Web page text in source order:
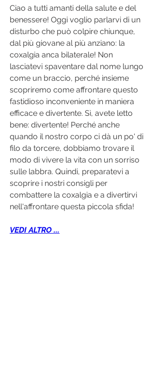
Ciao a tutti amanti della salute e del
benessere! Oggi voglio parlarvi di un
disturbo che può colpire chiunque,
dal più giovane al più anziano: la
coxalgia anca bilaterale! Non
lasciatevi spaventare dal nome lungo
come un braccio, perché insieme
scopriremo come affrontare questo
fastidioso inconveniente in maniera
efficace e divertente. Sì, avete letto
bene: divertente! Perché anche
quando il nostro corpo ci dà un po' di
filo da torcere, dobbiamo trovare il
modo di vivere la vita con un sorriso
sulle labbra. Quindi, preparatevi a
scoprire i nostri consigli per
combattere la coxalgia e a divertirvi
nell'affrontare questa piccola sfida!
VEDI ALTRO ...